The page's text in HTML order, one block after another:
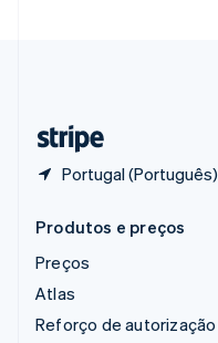
Portugal (Português)
Produtos e preços
Preços
Atlas
Reforço de autorização